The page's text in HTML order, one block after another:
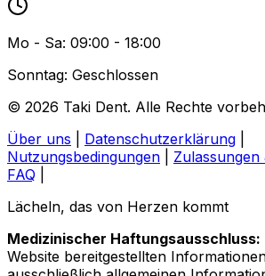
Mo - Sa: 09:00 - 18:00
Sonntag: Geschlossen
© 2026 Taki Dent. Alle Rechte
Über uns
Datenschutzerklärung
Nutzungsbedingungen
FAQ
Lächeln, das von Herzen kommt
Medizinischer Haftungsausschluss:
Website bereitgestellten